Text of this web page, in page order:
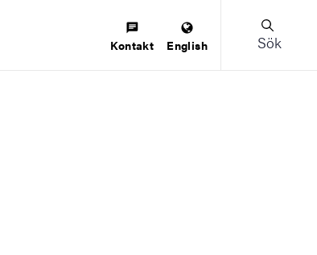
Kontakt English Sök